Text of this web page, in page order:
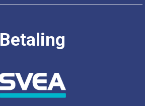
Betaling